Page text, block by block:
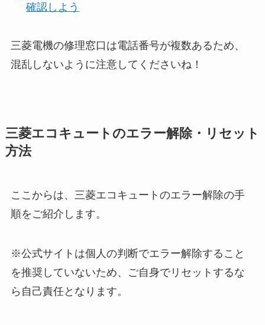
確認しよう
三菱電機の修理窓口は電話番号が複数あるため、
混乱しないように注意してくださいね！
三菱エコキュートのエラー解除・リセット
方法
ここからは、三菱エコキュートのエラー解除の手
順をご紹介します。
※公式サイトは個人の判断でエラー解除すること
を推奨していないため、ご自身でリセットするな
ら自己責任となります。